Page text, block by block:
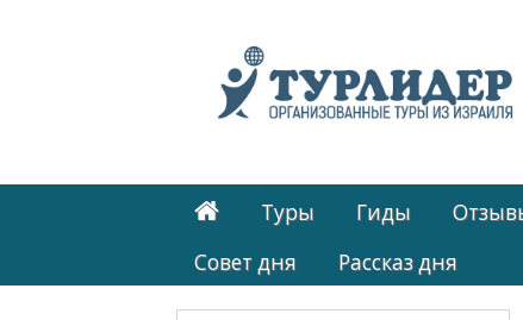
Туры Гиды
Cовет дня
Рассказ дня